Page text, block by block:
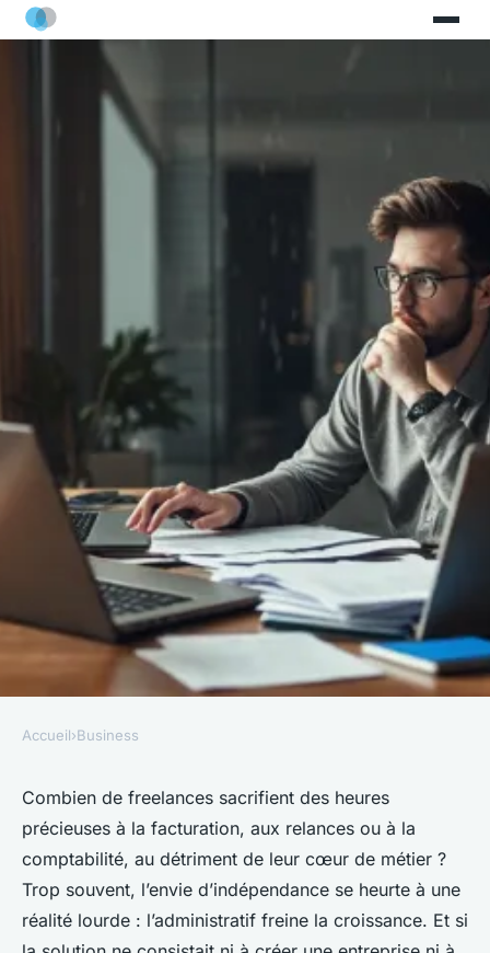
Les étapes incontournables du
portage salarial pour les
freelances
Meissa •09/07/2026 13:34•10 min de lecture
Accueil›Business
Combien de freelances sacrifient des heures
précieuses à la facturation, aux relances ou à la
comptabilité, au détriment de leur cœur de métier ?
Trop souvent, l’envie d’indépendance se heurte à une
réalité lourde : l’administratif freine la croissance. Et si